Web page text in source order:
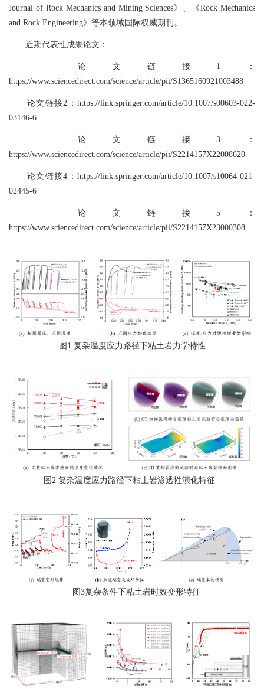
Journal of Rock Mechanics and Mining Sciences》、《Rock Mechanics
and Rock Engineering》等本领域国际权威期刊。
近期代表性成果论文：
论文链接1：
https://www.sciencedirect.com/science/article/pii/S1365160921003488
论文链接2：https://link.springer.com/article/10.1007/s00603-022-
03146-6
论文链接3：
https://www.sciencedirect.com/science/article/pii/S2214157X22008620
论文链接4：https://link.springer.com/article/10.1007/s10064-021-
02445-6
论文链接5：
https://www.sciencedirect.com/science/article/pii/S2214157X23000308
图1 复杂温度应力路径下粘土岩力学特性
图2 复杂温度应力路径下粘土岩渗透性演化特征
图3复杂条件下粘土岩时效变形特征